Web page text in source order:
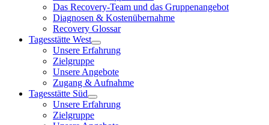
Das Recovery-Team und das Gruppenangebot
Diagnosen & Kostenübernahme
Recovery Glossar
Tagesstätte West
Unsere Erfahrung
Zielgruppe
Unsere Angebote
Zugang & Aufnahme
Tagesstätte Süd
Unsere Erfahrung
Zielgruppe